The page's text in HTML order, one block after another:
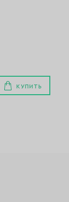
КУПИТЬ